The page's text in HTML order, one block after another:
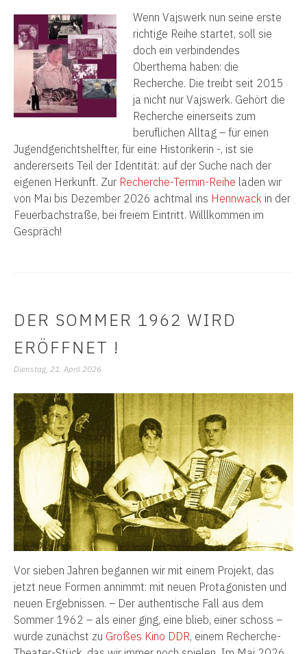
Wenn Vajswerk nun seine erste
richtige Reihe startet, soll sie
doch ein verbindendes
Oberthema haben: die
Recherche. Die treibt seit 2015
ja nicht nur Vajswerk. Gehört die
Recherche einerseits zum
beruflichen Alltag – für einen
Jugendgerichtshelfter, für eine Historikerin -, ist sie
andererseits Teil der Identität: auf der Suche nach der
eigenen Herkunft. Zur Recherche-Termin-Reihe laden wir
von Mai bis Dezember 2026 achtmal ins Hennwack in der
Feuerbachstraße, bei freiem Eintritt. Willlkommen im
Gespräch!
DER SOMMER 1962 WIRD
ERÖFFNET !
Dienstag, 21. April 2026
Vor sieben Jahren begannen wir mit einem Projekt, das
jetzt neue Formen annimmt: mit neuen Protagonisten und
neuen Ergebnissen. – Der authentische Fall aus dem
Sommer 1962 – als einer ging, eine blieb, einer schoss –
wurde zunächst zu Großes Kino DDR, einem Recherche-